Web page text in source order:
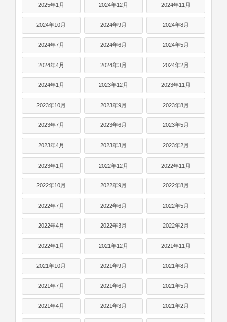
2025年1月 2024年12月 2024年11月
2024年10月 2024年9月 2024年8月
2024年7月 2024年6月 2024年5月
2024年4月 2024年3月 2024年2月
2024年1月 2023年12月 2023年11月
2023年10月 2023年9月 2023年8月
2023年7月 2023年6月 2023年5月
2023年4月 2023年3月 2023年2月
2023年1月 2022年12月 2022年11月
2022年10月 2022年9月 2022年8月
2022年7月 2022年6月 2022年5月
2022年4月 2022年3月 2022年2月
2022年1月 2021年12月 2021年11月
2021年10月 2021年9月 2021年8月
2021年7月 2021年6月 2021年5月
2021年4月 2021年3月 2021年2月